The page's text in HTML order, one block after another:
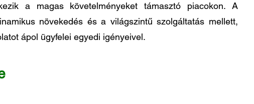
a magas követelményeket támasztó piacokon. A
növekedés és a világszintű szolgáltatás mellett,
ápol ügyfelei egyedi igényeivel.